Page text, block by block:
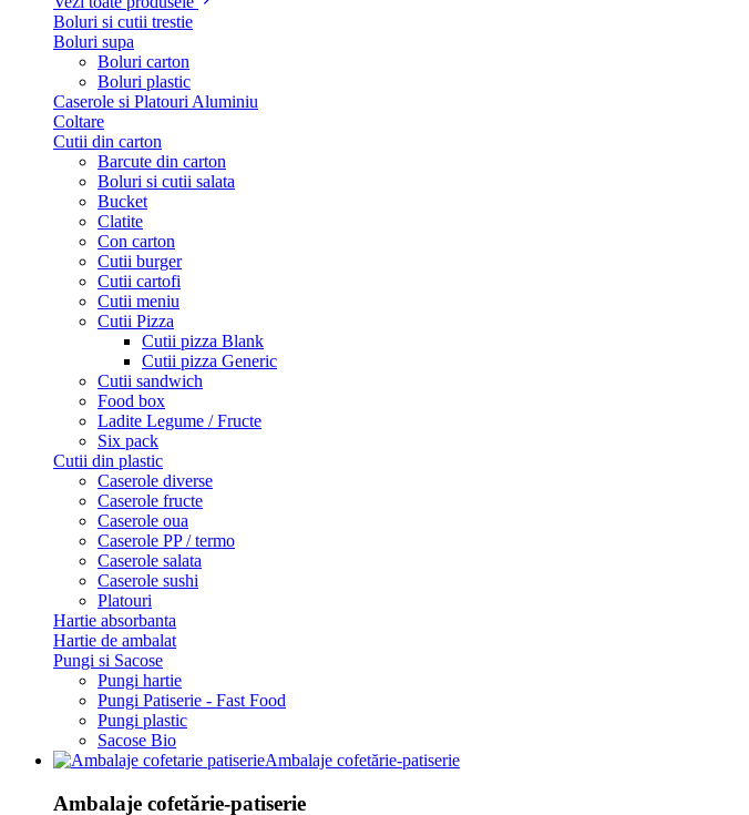
Boluri si cutii trestie
Boluri supa
Boluri carton
Boluri plastic
Caserole si Platouri Aluminiu
Coltare
Cutii din carton
Barcute din carton
Boluri si cutii salata
Bucket
Clatite
Con carton
Cutii burger
Cutii cartofi
Cutii meniu
Cutii Pizza
Cutii pizza Blank
Cutii pizza Generic
Cutii sandwich
Food box
Ladite Legume / Fructe
Six pack
Cutii din plastic
Caserole diverse
Caserole fructe
Caserole oua
Caserole PP / termo
Caserole salata
Caserole sushi
Platouri
Hartie absorbanta
Hartie de ambalat
Pungi si Sacose
Pungi hartie
Pungi Patiserie - Fast Food
Pungi plastic
Sacose Bio
Ambalaje cofetărie-patiserie
Ambalaje cofetărie-patiserie